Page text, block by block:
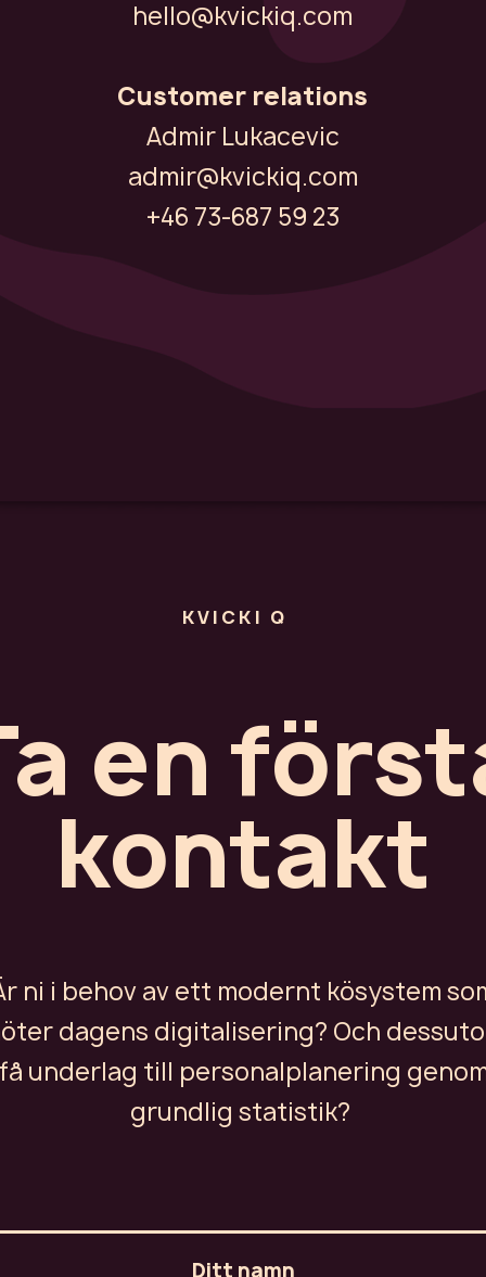
hello@kvickiq.com
Customer relations
Admir Lukacevic
admir@kvickiq.com
‭+46 73-687 59 23‬‬
KVICKI Q
en
kontakt
ni i behov av ett modernt kösystem
dagens digitalisering? Och
underlag till personalplanering
grundlig statistik?